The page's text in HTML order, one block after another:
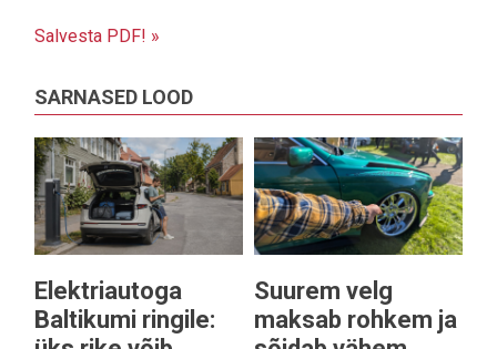
Salvesta PDF! »
SARNASED LOOD
Elektriautoga
Baltikumi ringile:
Suurem velg
maksab rohkem ja